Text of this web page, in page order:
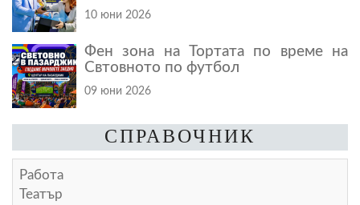
10 юни 2026
Фен зона на Тортата по време на
Свтовното по футбол
09 юни 2026
СПРАВОЧНИК
Работа
Театър